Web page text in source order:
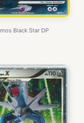
Black Star DP